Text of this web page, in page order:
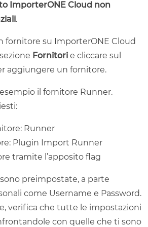
ImporterONE Cloud non
.
fornitore su ImporterONE Cloud
Fornitori e cliccare sul
aggiungere un fornitore.
il fornitore Runner.
Runner
Plugin Import Runner
tramite l’apposito flag
preimpostate, a parte
come Username e Password.
verifica che tutte le impostazioni
con quelle che ti sono